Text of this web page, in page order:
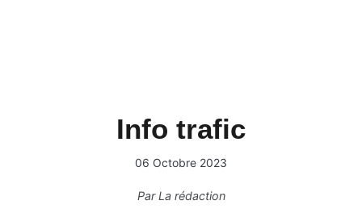
Info trafic
06 Octobre 2023
ParLa rédaction